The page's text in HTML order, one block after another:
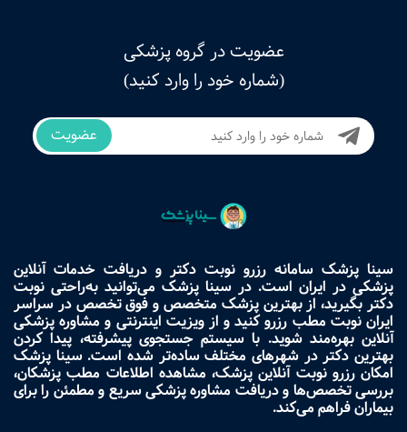
عضویت در گروه پزشکی
(شماره خود را وارد کنید)
عضویت
سینا پزشک سامانه رزرو نوبت دکتر و دریافت خدمات آنلاین
پزشکی در ایران است. در سینا پزشک می‌توانید به‌راحتی نوبت
دکتر بگیرید، از بهترین پزشک متخصص و فوق تخصص در سراسر
ایران نوبت مطب رزرو کنید و از ویزیت اینترنتی و مشاوره پزشکی
آنلاین بهره‌مند شوید. با سیستم جستجوی پیشرفته، پیدا کردن
بهترین دکتر در شهرهای مختلف ساده‌تر شده است. سینا پزشک
امکان رزرو نوبت آنلاین پزشک، مشاهده اطلاعات مطب پزشکان،
بررسی تخصص‌ها و دریافت مشاوره پزشکی سریع و مطمئن را برای
بیماران فراهم می‌کند.